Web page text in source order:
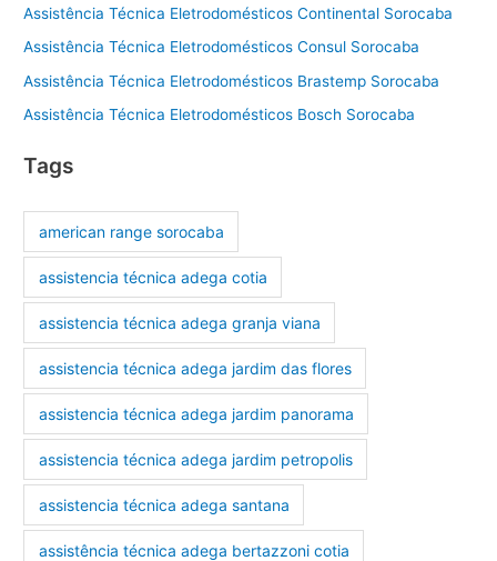
Assistência Técnica Eletrodomésticos Continental Sorocaba
Assistência Técnica Eletrodomésticos Consul Sorocaba
Assistência Técnica Eletrodomésticos Brastemp Sorocaba
Assistência Técnica Eletrodomésticos Bosch Sorocaba
Tags
american range sorocaba
assistencia técnica adega cotia
assistencia técnica adega granja viana
assistencia técnica adega jardim das flores
assistencia técnica adega jardim panorama
assistencia técnica adega jardim petropolis
assistencia técnica adega santana
assistência técnica adega bertazzoni cotia